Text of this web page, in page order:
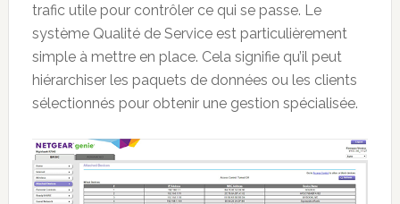
trafic utile pour contrôler ce qui se passe. Le
système Qualité de Service est particulièrement
simple à mettre en place. Cela signifie qu’il peut
hiérarchiser les paquets de données ou les clients
sélectionnés pour obtenir une gestion spécialisée.